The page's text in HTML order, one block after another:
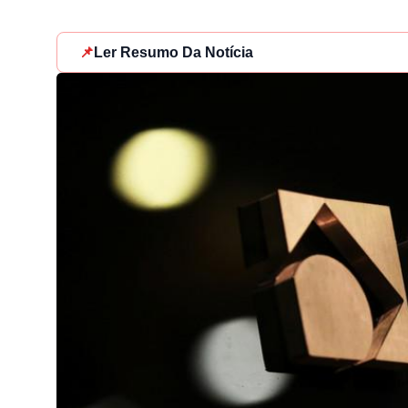
📌 Ler Resumo Da Notícia